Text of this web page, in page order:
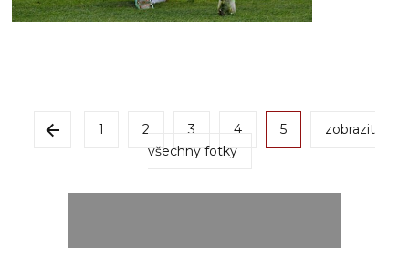
1 2 3 4 5
zobrazit
všechny fotky